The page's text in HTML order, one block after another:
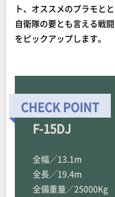
ト、オススメのプラモと
自衛隊の要とも言える戦
をピックアップします。
F-15DJ
全幅／13.1m
全長／19.4m
全備重量／25000Kg